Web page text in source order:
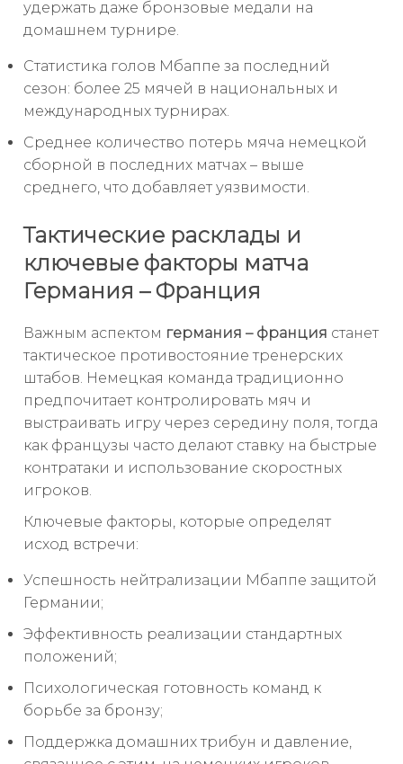
удержать даже бронзовые медали на
домашнем турнире.
Статистика голов Мбаппе за последний
сезон: более 25 мячей в национальных и
международных турнирах.
Среднее количество потерь мяча немецкой
сборной в последних матчах – выше
среднего, что добавляет уязвимости.
Тактические расклады и
ключевые факторы матча
Германия – Франция
Важным аспектом германия – франция станет
тактическое противостояние тренерских
штабов. Немецкая команда традиционно
предпочитает контролировать мяч и
выстраивать игру через середину поля, тогда
как французы часто делают ставку на быстрые
контратаки и использование скоростных
игроков.
Ключевые факторы, которые определят
исход встречи:
Успешность нейтрализации Мбаппе защитой
Германии;
Эффективность реализации стандартных
положений;
Психологическая готовность команд к
борьбе за бронзу;
Поддержка домашних трибун и давление,